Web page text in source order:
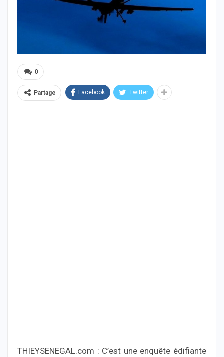
0
Partage Facebook Twitter
THIEYSENEGAL.com : C’est une enquête édifiante